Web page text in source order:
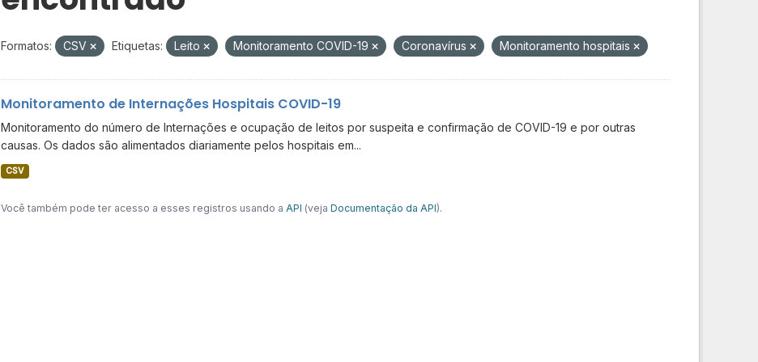
Formatos: CSV Etiquetas: Leito Monitoramento COVID-19 Coronavírus Monitoramento hospitais
Monitoramento de Internações Hospitais COVID-19
Monitoramento do número de Internações e ocupação de leitos por suspeita e confirmação de COVID-19 e por outras
causas. Os dados são alimentados diariamente pelos hospitais em...
CSV
Você também pode ter acesso a esses registros usando a API (veja Documentação da API).